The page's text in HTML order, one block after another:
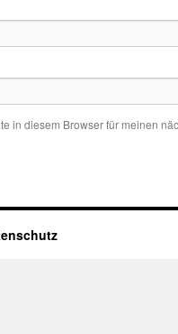
in diesem Browser für meinen